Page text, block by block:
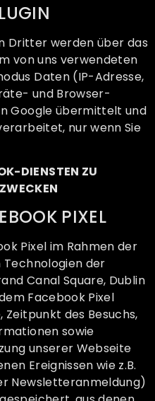
Dritter werden über das
von uns verwendeten
Daten (IP-Adresse,
und Browser-
Google übermittelt und
nur wenn Sie
DIENSTEN ZU
PIXEL
Pixel im Rahmen der
der
Canal Square, Dublin
Facebook Pixel
des Besuchs,
sowie
unserer Webseite
Ereignissen wie z.B.
Newsletteranmeldung)